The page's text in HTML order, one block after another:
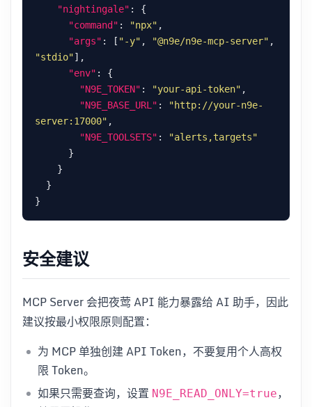
"nightingale"
"command" : "npx"
"args" : [ "-y" , "@n9e/n9e-mcp-server"
"stdio"
"env"
"N9E_TOKEN" : "your-api-token"
"N9E_BASE_URL" :
"http://your-n9e-
server:17000"
"N9E_TOOLSETS" :
"alerts,targets"
安全建议
MCP Server 会把夜莺 API 能力暴露给 AI 助手，因此
建议按最小权限原则配置：
为 MCP 单独创建 API Token，不要复用个人高权
限 Token。
如果只需要查询，设置 N9E_READ_ONLY=true，